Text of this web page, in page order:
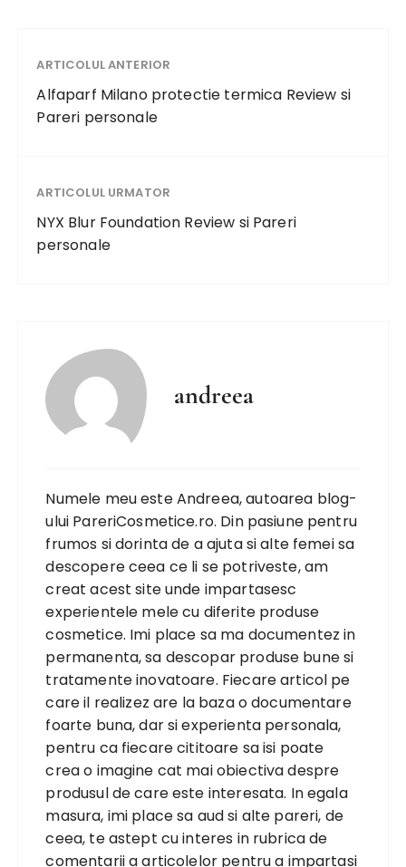
ARTICOLUL ANTERIOR
Alfaparf Milano protectie termica Review si
Pareri personale
ARTICOLUL URMATOR
NYX Blur Foundation Review si Pareri
personale
andreea
Numele meu este Andreea, autoarea blog-
ului PareriCosmetice.ro. Din pasiune pentru
frumos si dorinta de a ajuta si alte femei sa
descopere ceea ce li se potriveste, am
creat acest site unde impartasesc
experientele mele cu diferite produse
cosmetice. Imi place sa ma documentez in
permanenta, sa descopar produse bune si
tratamente inovatoare. Fiecare articol pe
care il realizez are la baza o documentare
foarte buna, dar si experienta personala,
pentru ca fiecare cititoare sa isi poate
crea o imagine cat mai obiectiva despre
produsul de care este interesata. In egala
masura, imi place sa aud si alte pareri, de
ceea, te astept cu interes in rubrica de
comentarii a articolelor pentru a impartasi